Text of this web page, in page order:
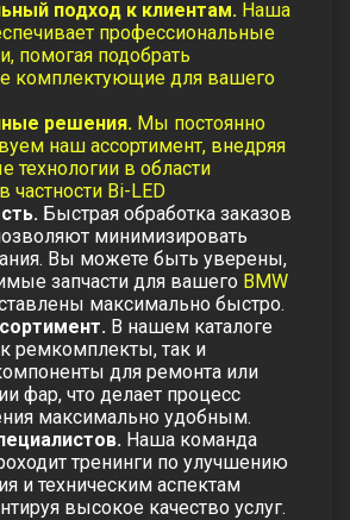
подход к клиентам. Наша
профессиональные
помогая подобрать
комплектующие для вашего
решения. Мы постоянно
наш ассортимент, внедряя
технологии в области
частности Bi-LED
Быстрая обработка заказов
минимизировать
Вы можете быть уверены,
запчасти для вашего BMW
максимально быстро.
В нашем каталоге
ремкомплекты, так и
для ремонта или
фар, что делает процесс
максимально удобным.
Наша команда
тренинги по улучшению
и техническим аспектам
высокое качество услуг.